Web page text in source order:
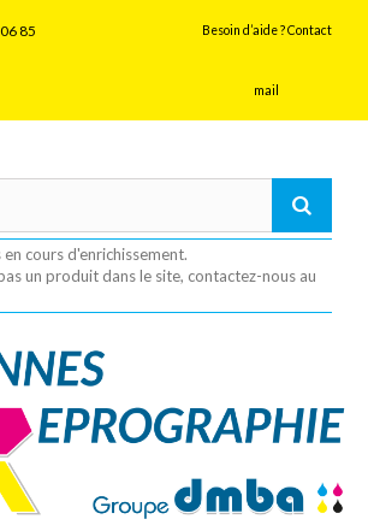
Besoin d’aide ? Contact
mail
85
cours d'enrichissement.
un produit dans le site, contactez-nous au